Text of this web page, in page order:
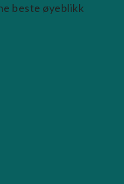
beste øyeblikk